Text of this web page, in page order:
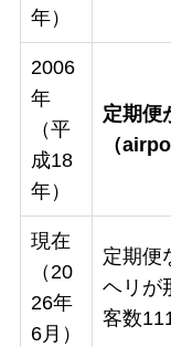
年）
2006
年
（平
成18
年）
定期便
（
現在
（20
26年
6月）
定期便
ヘリが
客数